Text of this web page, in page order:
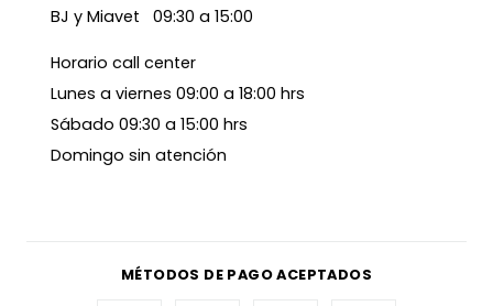
BJ y Miavet 09:30 a 15:00
Horario call center
Lunes a viernes 09:00 a 18:00 hrs
Sábado 09:30 a 15:00 hrs
Domingo sin atención
MÉTODOS DE PAGO ACEPTADOS